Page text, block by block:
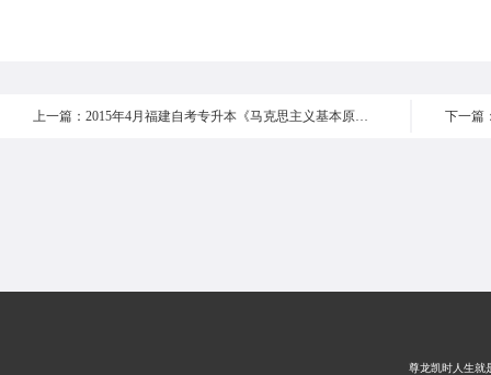
上一篇：2015年4月福建自考专升本《马克思主义基本原理概论 》真题选择题6-10
尊龙凯时人生就